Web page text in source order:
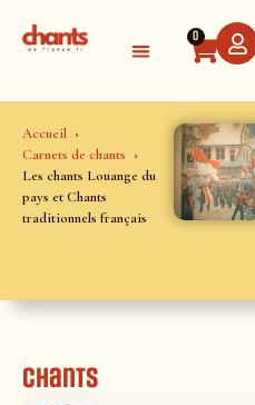
0
Accueil
Carnets de chants
Les chants Louange du
pays et Chants
traditionnels français
Chants